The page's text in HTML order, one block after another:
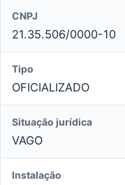
CNPJ
21.35.506/0000-10
Tipo
OFICIALIZADO
Situação jurídica
VAGO
Instalação